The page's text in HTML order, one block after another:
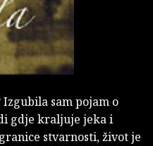
sam pojam o
gdje kraljuje jeka i
stvarnosti, život je